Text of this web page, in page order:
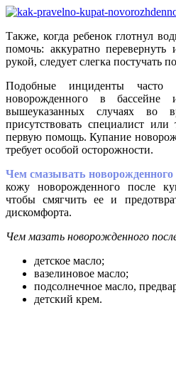
Также, когда ребенок глотнул
помочь: аккуратно
рукой, следует слегка постучать
Подобные инциденты часто
новорожденного в
вышеуказанных случаях во
присутствовать специалист или
первую помощь. Купание
требует особой осторожности.
Чем смазывать новорожденного
кожу новорожденного после
чтобы смягчить ее и
дискомфорта.
Чем мазать новорожденного
детское масло;
вазелиновое масло;
подсолнечное масло,
детский крем.